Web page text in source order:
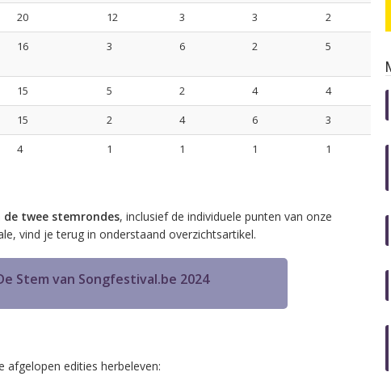
20 12 3 3
2
16 3 6 2 5
15 5 2 4
4
15 2 4 6
3
4 1 1 1 1
twee stemrondes, inclusief de individuele punten van onze
vind je terug in onderstaand overzichtsartikel.
Stem van Songfestival.be 2024
afgelopen edities herbeleven: